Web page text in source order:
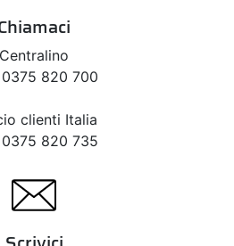
Centralino
820 700
clienti Italia
820 735